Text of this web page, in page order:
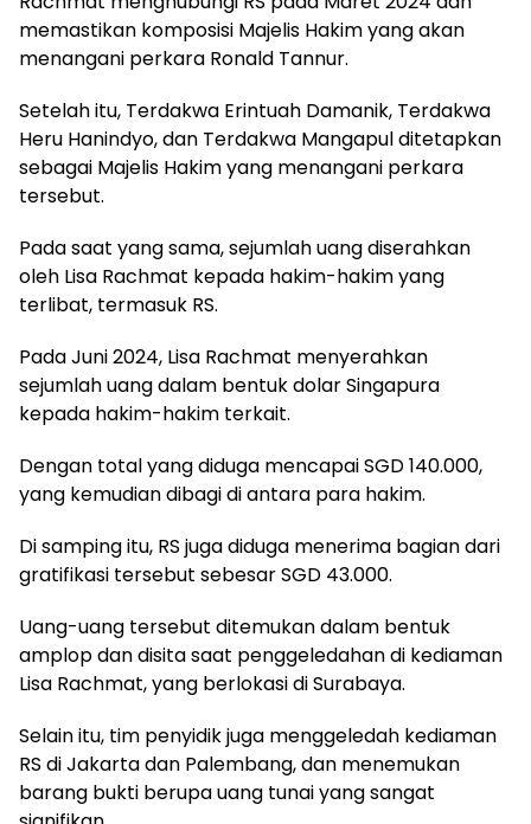
memastikan komposisi Majelis Hakim yang akan
menangani perkara Ronald Tannur.
Setelah itu, Terdakwa Erintuah Damanik, Terdakwa
Heru Hanindyo, dan Terdakwa Mangapul ditetapkan
sebagai Majelis Hakim yang menangani perkara
tersebut.
Pada saat yang sama, sejumlah uang diserahkan
oleh Lisa Rachmat kepada hakim-hakim yang
terlibat, termasuk RS.
Pada Juni 2024, Lisa Rachmat menyerahkan
sejumlah uang dalam bentuk dolar Singapura
kepada hakim-hakim terkait.
Dengan total yang diduga mencapai SGD 140.000,
yang kemudian dibagi di antara para hakim.
Di samping itu, RS juga diduga menerima bagian dari
gratifikasi tersebut sebesar SGD 43.000.
Uang-uang tersebut ditemukan dalam bentuk
amplop dan disita saat penggeledahan di kediaman
Lisa Rachmat, yang berlokasi di Surabaya.
Selain itu, tim penyidik juga menggeledah kediaman
RS di Jakarta dan Palembang, dan menemukan
barang bukti berupa uang tunai yang sangat